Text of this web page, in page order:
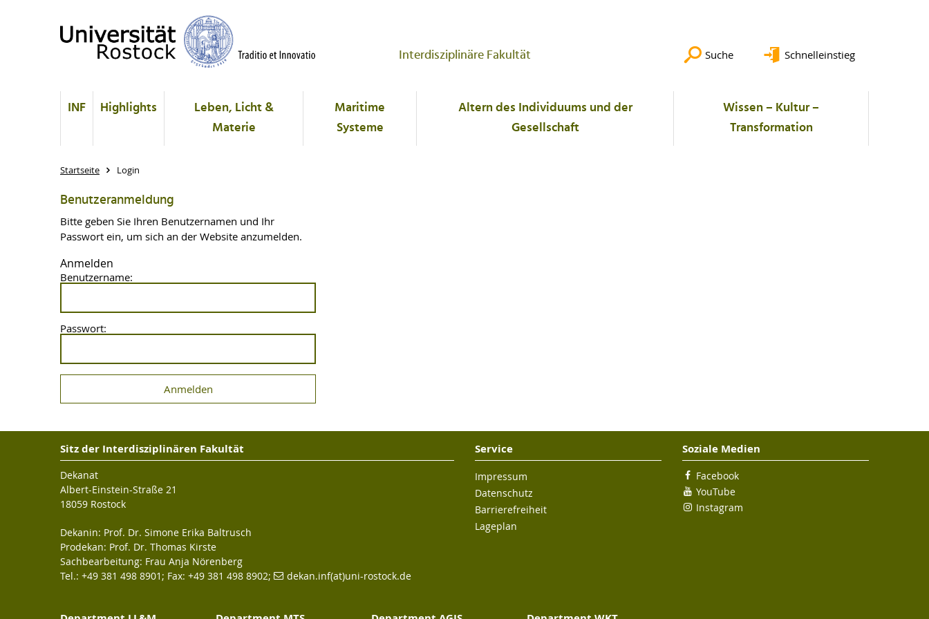
Interdisziplinäre Fakultät Suche Schnelleinstieg
INF Highlights
Leben, Licht &
Materie
Maritime
Systeme
Altern des Individuums und der
Gesellschaft
Wissen – Kultur –
Transformation
Startseite Login
Benutzeranmeldung
Bitte geben Sie Ihren Benutzernamen und Ihr
Passwort ein, um sich an der Website anzumelden.
Anmelden
Benutzername:
Passwort:
Sitz der Interdisziplinären Fakultät
Dekanat
Albert-Einstein-Straße 21
18059 Rostock
Dekanin: Prof. Dr. Simone Erika Baltrusch
Prodekan: Prof. Dr. Thomas Kirste
Sachbearbeitung: Frau Anja Nörenberg
Tel.: +49 381 498 8901; Fax: +49 381 498 8902;
dekan.inf(at)uni-rostock.de
Service
Impressum
Datenschutz
Barrierefreiheit
Lageplan
Soziale Medien
Facebook
YouTube
Instagram